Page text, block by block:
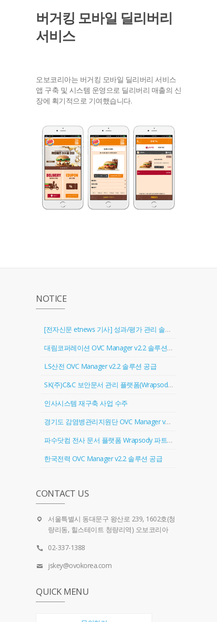
버거킹 모바일 딜리버리
서비스
오보코리아는 버거킹 모바일 딜리버리 서비스
앱 구축 및 시스템 운영으로 딜리버리 매출의 신
장에 획기적으로 기여했습니다.
NOTICE
[전자신문 etnews 기사] 성과/평가 관리 솔루션 '골인원(Goal In One)' 출시
대림코퍼레이션 OVC Manager v2.2 솔루션 공급
LS산전 OVC Manager v2.2 솔루션 공급
SK(주)C&C 보안문서 관리 플랫폼(Wrapsody) 협력업체 등록
인사시스템 재구축 사업 수주
경기도 감염병관리지원단 OVC Manager v2.2 솔루션 공급
파수닷컴 전사 문서 플랫폼 Wrapsody 파트너 계약 체결
한국전력 OVC Manager v2.2 솔루션 공급
CONTACT US
서울특별시 동대문구 왕산로 239, 1602호(청
량리동, 힐스테이트 청량리역) 오보코리아
02-337-1388
jskey@ovokorea.com
QUICK MENU